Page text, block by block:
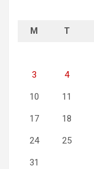
M T
3 4
10 11
17 18
24 25
31